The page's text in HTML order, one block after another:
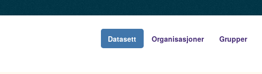
Datasett Organisasjoner Grupper